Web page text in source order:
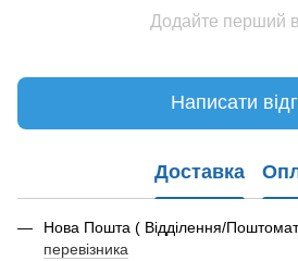
Додайте перший
Написати
Доставка
Нова Пошта ( Відділення/
перевізника